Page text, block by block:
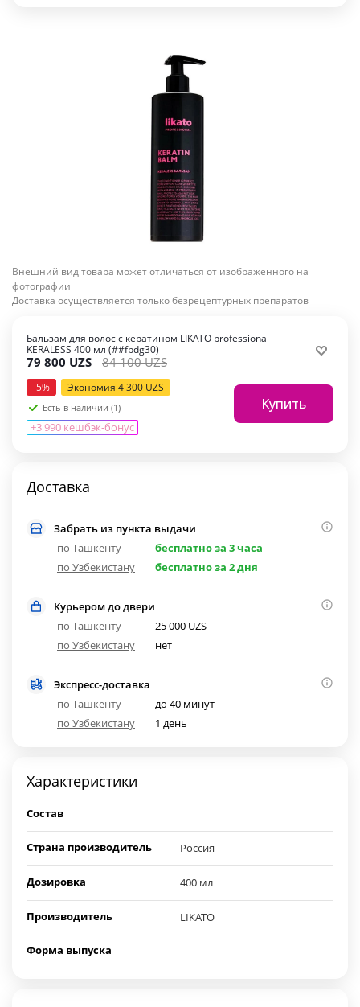
Внешний вид товара может отличаться от изображённого на
фотографии
Доставка осуществляется только безрецептурных препаратов
Бальзам для волос с кератином LIKATO professional
KERALESS 400 мл (##fbdg30)
79 800 UZS 84 100UZS
-5% Экономия 4 300 UZS
Есть в наличии (1)
+3 990 кешбэк-бонус
Купить
Доставка
Забрать из пункта выдачи
по Ташкенту
бесплатно за 3 часа
по Узбекистану
бесплатно за 2 дня
Курьером до двери
по Ташкенту
25 000 UZS
по Узбекистану
нет
Экспресс-доставка
по Ташкенту
до 40 минут
по Узбекистану
1 день
Характеристики
Состав
Страна производитель Россия
Дозировка 400 мл
Производитель LIKATO
Форма выпуска